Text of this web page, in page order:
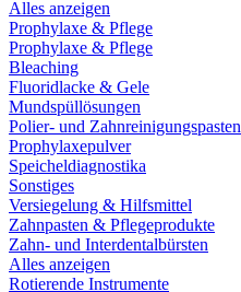
Alles anzeigen
Prophylaxe & Pflege
Prophylaxe & Pflege
Bleaching
Fluoridlacke & Gele
Mundspüllösungen
Polier- und Zahnreinigungspasten
Prophylaxepulver
Speicheldiagnostika
Sonstiges
Versiegelung & Hilfsmittel
Zahnpasten & Pflegeprodukte
Zahn- und Interdentalbürsten
Alles anzeigen
Rotierende Instrumente